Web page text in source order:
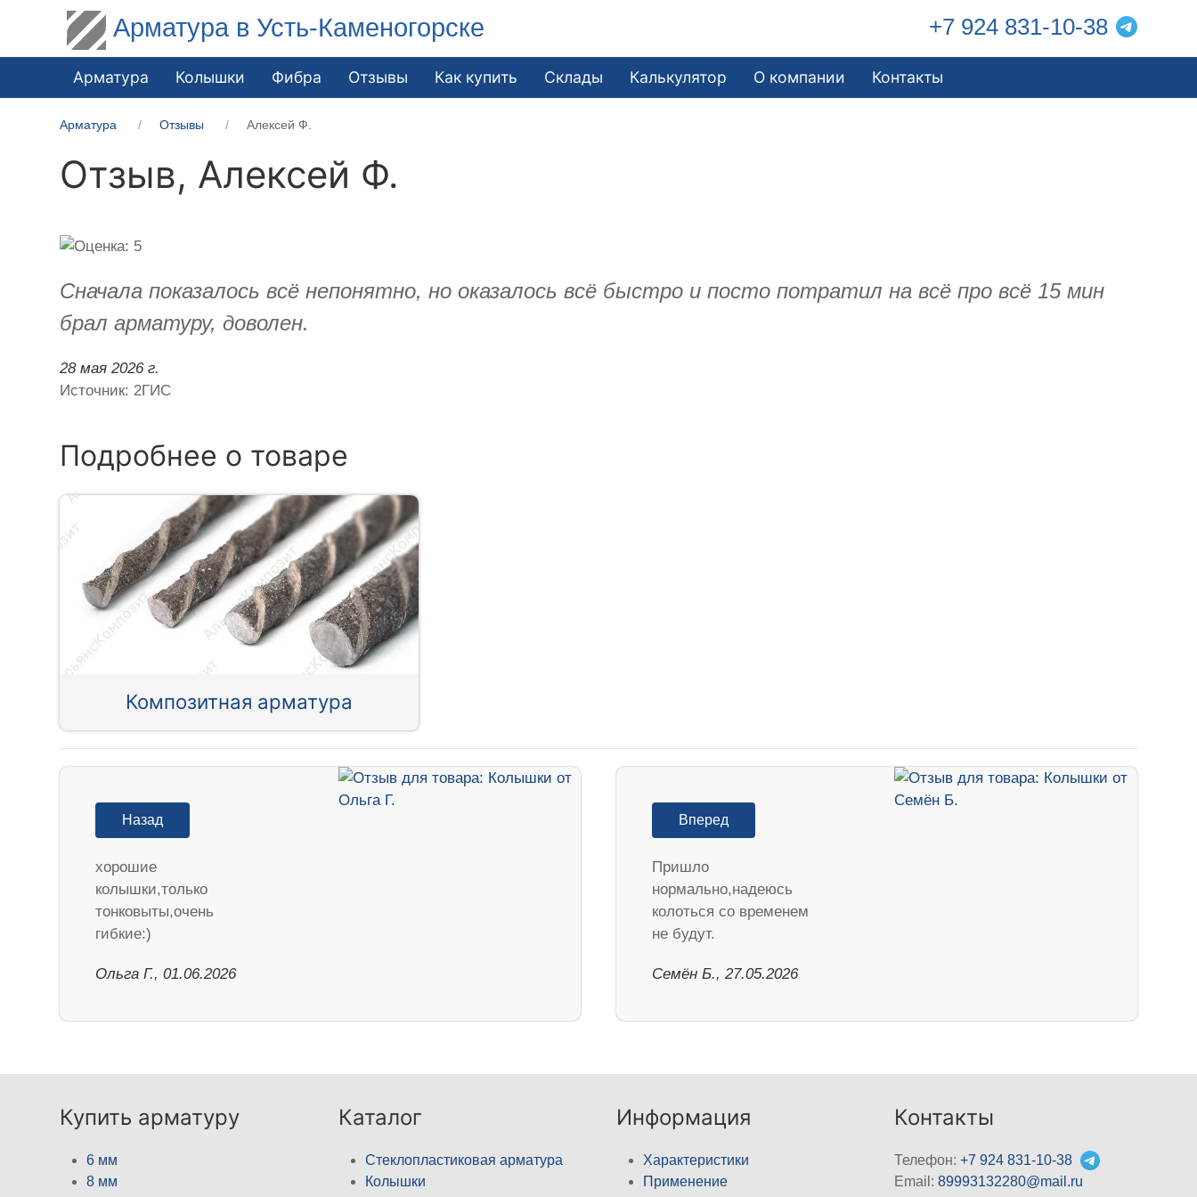
Арматура в Усть-Каменогорске +7 924 831-10-38
Арматура Колышки Фибра Отзывы Как купить Склады Калькулятор О компании Контакты
Арматура Отзывы Алексей Ф.
Отзыв, Алексей Ф.
Сначала показалось всё непонятно, но оказалось всё быстро и посто потратил на всё про всё 15 мин
брал арматуру, доволен.
28 мая 2026 г.
Источник: 2ГИС
Подробнее о товаре
Композитная арматура
Назад
хорошие
колышки,только
тонковыты,очень
гибкие:)
Ольга Г., 01.06.2026
Вперед
Пришло
нормально,надеюсь
колоться со временем
не будут.
Семён Б., 27.05.2026
Купить арматуру
6 мм
8 мм
Каталог
Стеклопластиковая арматура
Колышки
Информация
Характеристики
Применение
Контакты
Телефон:+7 924 831-10-38
Email:89993132280@mail.ru